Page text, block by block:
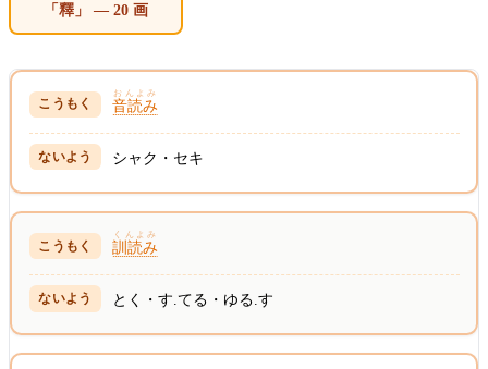
「釋」 — 20 画
音読み
おんよみ
シャク・セキ
訓読み
くんよみ
とく・す.てる・ゆる.す